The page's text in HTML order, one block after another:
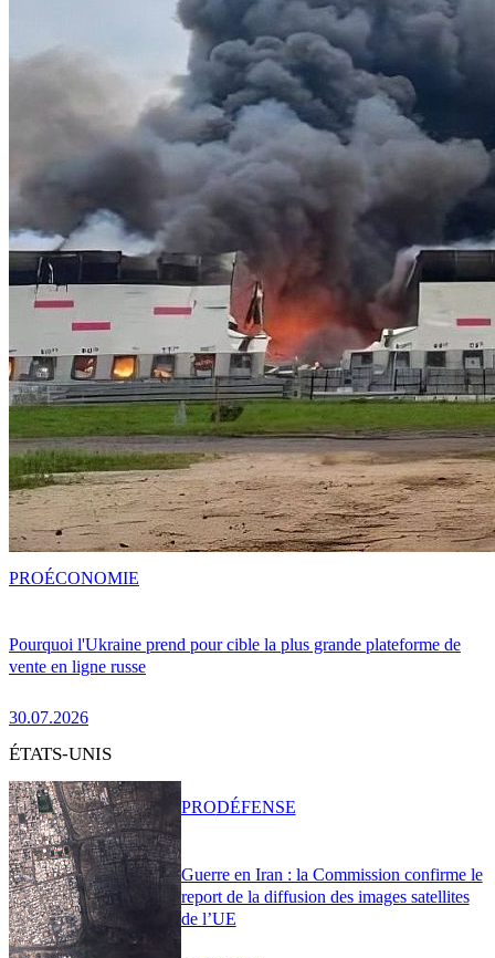
Pourquoi l'Ukraine prend pour cible la plus grande plateforme de
vente en ligne russe
30.07.2026
PROÉCONOMIE
ÉTATS-UNIS
Guerre en Iran : la Commission confirme le
report de la diffusion des images satellites
de l’UE
PRODÉFENSE